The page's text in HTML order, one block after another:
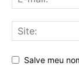
Salve meu